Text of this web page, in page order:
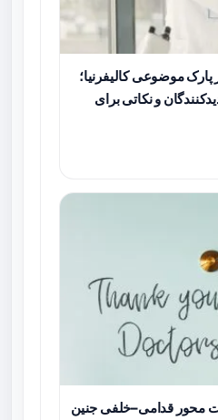
موضوعی کالیفرنیا؛
و نکاتی برای
محور قدامی–خلفی جنین